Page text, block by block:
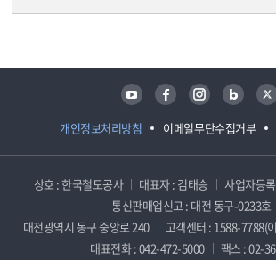
개인정보처리방침 이메일무단수집거부
유튜브 페이스북 인스타그램 블로그 트위터
상호 : 한국철도공사 대표자 : 김태승
사업자등
통신판매업신고 : 대전 동구-0233호
대전광역시 동구 중앙로 240
고객센터 : 1588-7788(
대표전화 : 042-472-5000
팩스 : 02-